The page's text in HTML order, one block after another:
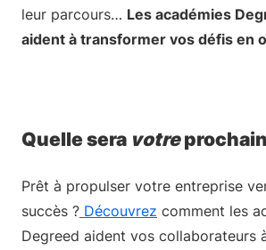
leur parcours… Les académies
aident à transformer vos défis en
Quelle sera votre
Prêt à propulser votre entreprise
succès ? Découvrez comment les
Degreed aident vos collaborateurs